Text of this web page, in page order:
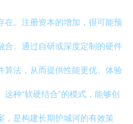
在。注册资本的增加，很可能预
合。通过自研或深度定制的硬件
算法，从而提供性能更优、体验
种“软硬结合”的模式，能够创
，是构建长期护城河的有效策